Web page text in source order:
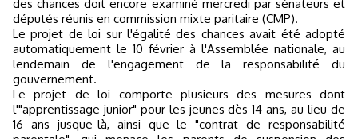
des chances doit encore examiné mercredi par sénateurs et
députés réunis en commission mixte paritaire (CMP).
Le projet de loi sur l'égalité des chances avait été adopté
automatiquement le 10 février à l'Assemblée nationale, au
lendemain de l'engagement de la responsabilité du
gouvernement.
Le projet de loi comporte plusieurs des mesures dont
l'"apprentissage junior" pour les jeunes dès 14 ans, au lieu de
16 ans jusque-là, ainsi que le "contrat de responsabilité